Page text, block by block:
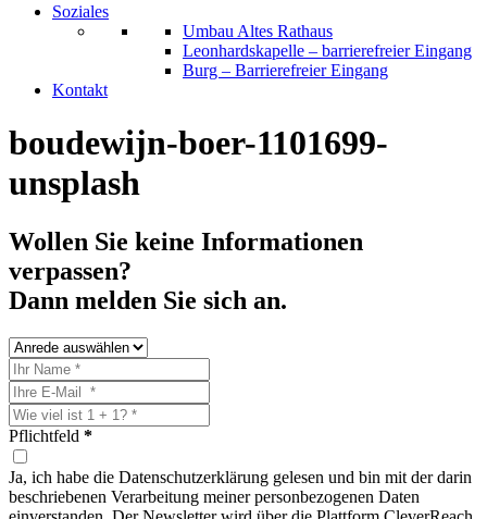
Soziales
Umbau Altes Rathaus
Leonhardskapelle – barrierefreier Eingang
Burg – Barrierefreier Eingang
Kontakt
boudewijn-boer-1101699-
unsplash
Wollen Sie keine Informationen
verpassen?
Dann melden Sie sich an.
Pflichtfeld *
Ja, ich habe die Datenschutzerklärung gelesen und bin mit der darin
beschriebenen Verarbeitung meiner personbezogenen Daten